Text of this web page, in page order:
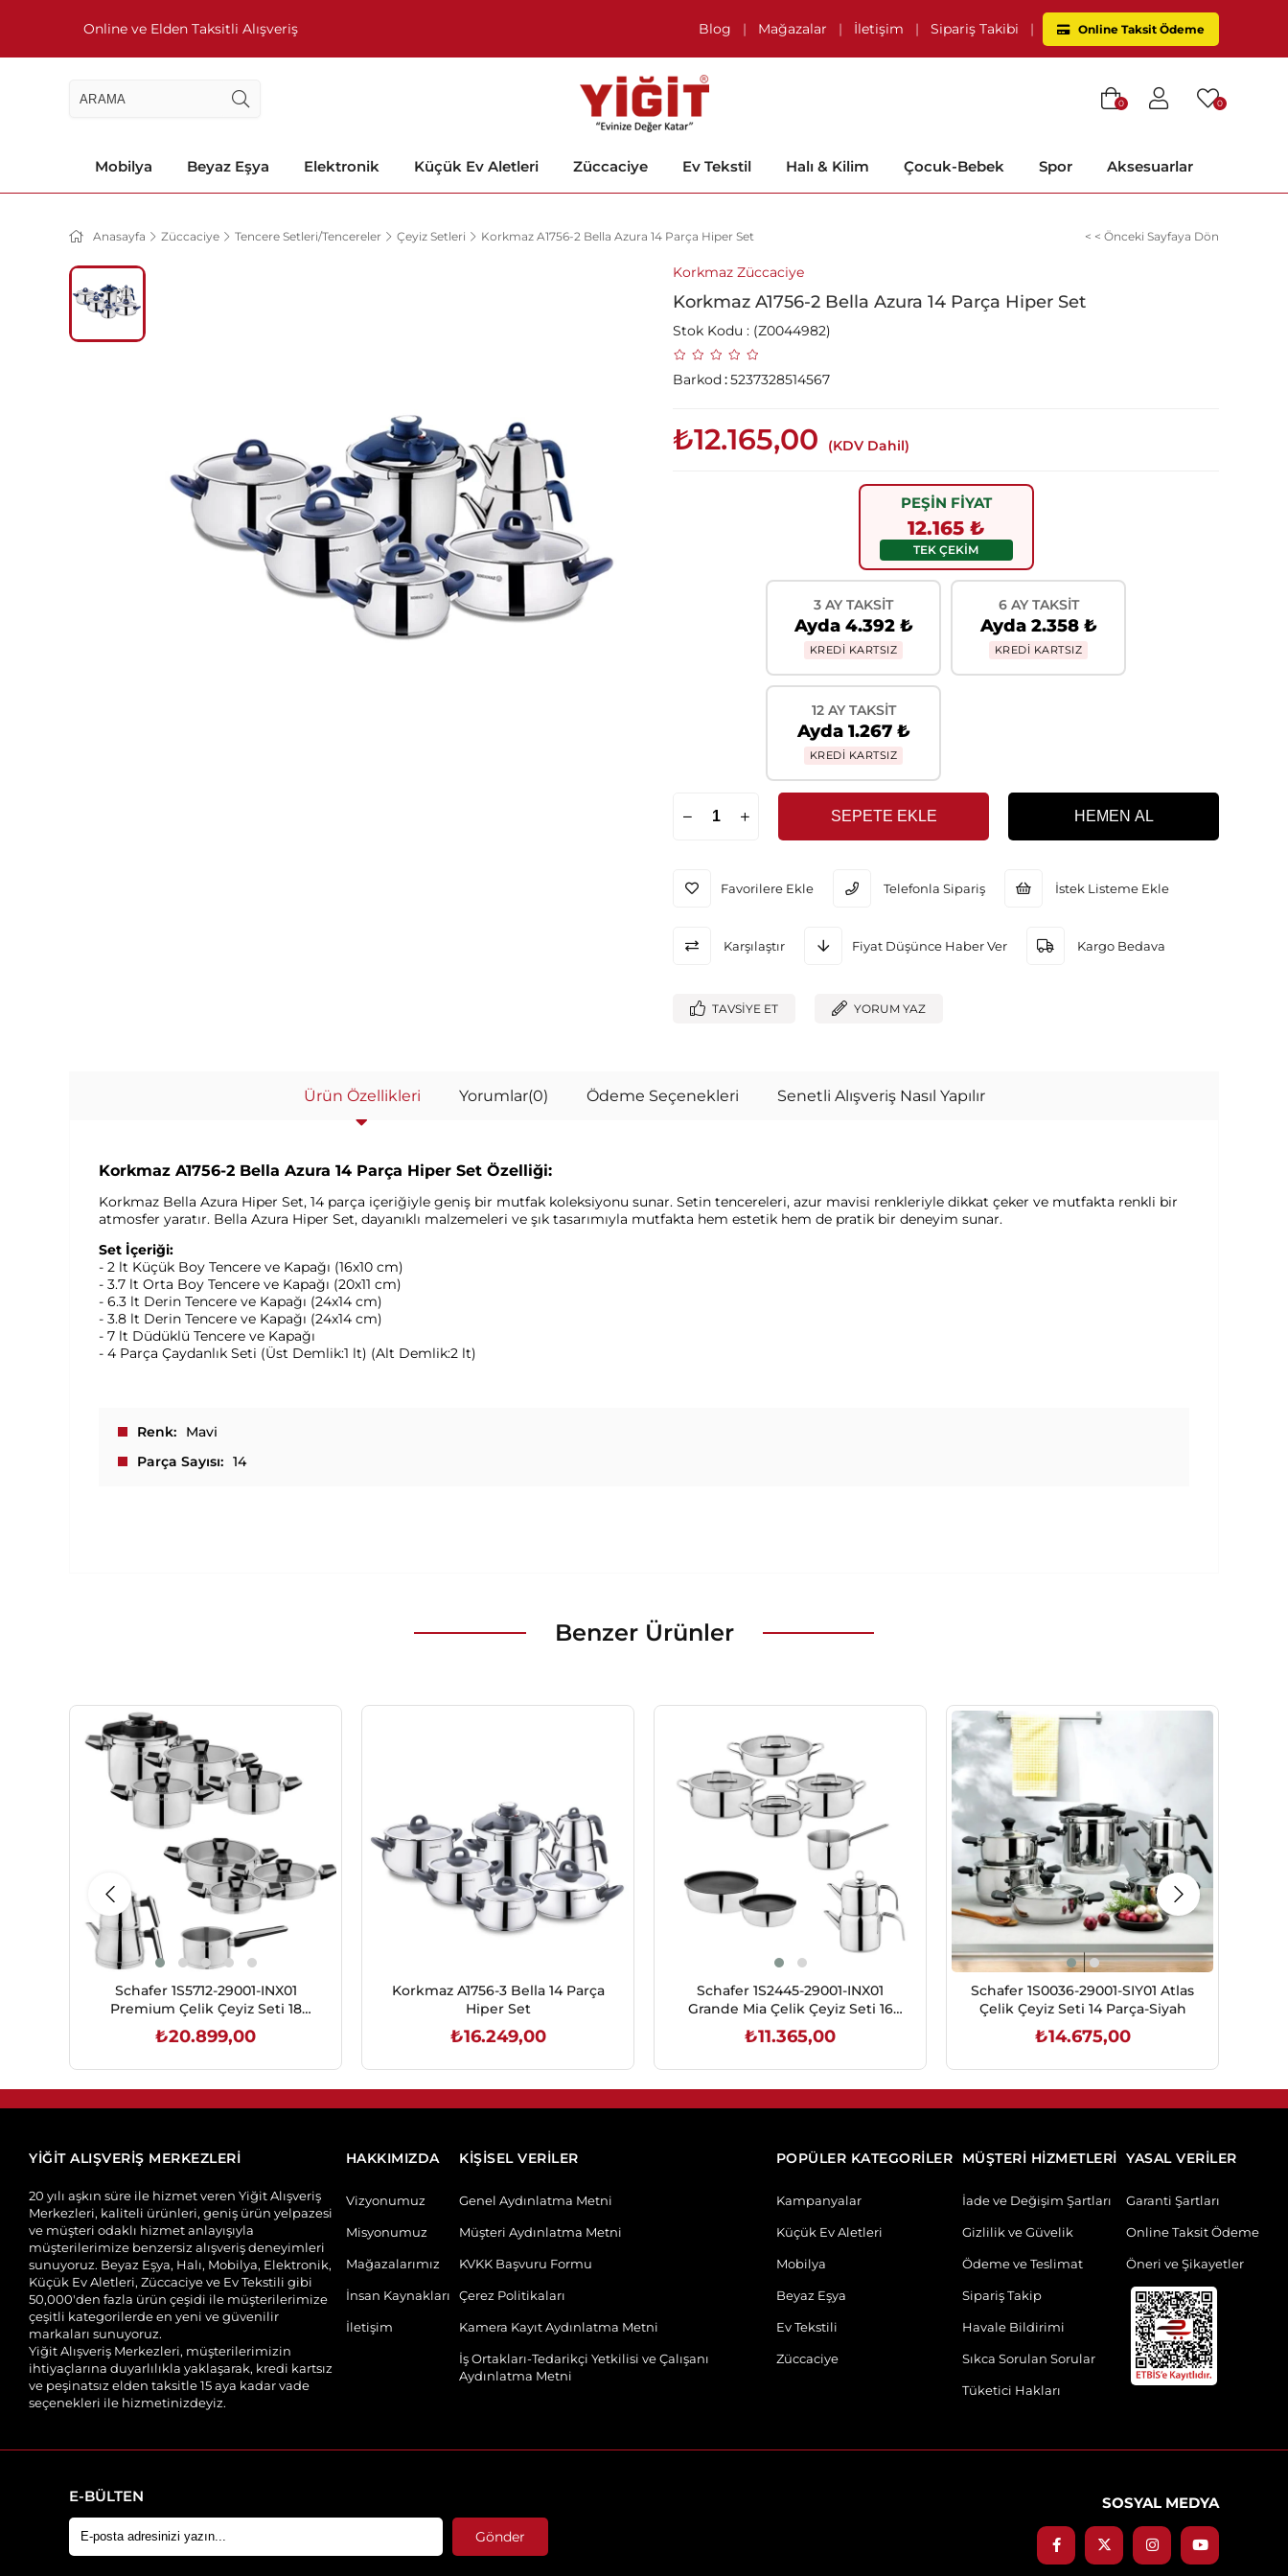
Online ve Elden Taksitli Alışveriş Blog | Mağazalar | İletişim | Sipariş Takibi | Online Taksit Ödeme
0
0
Mobilya Beyaz Eşya Elektronik Küçük Ev Aletleri Züccaciye Ev Tekstil Halı & Kilim Çocuk-Bebek Spor Aksesuarlar
Anasayfa Züccaciye Tencere Setleri/Tencereler Çeyiz Setleri Korkmaz A1756-2 Bella Azura 14 Parça Hiper Set < < Önceki Sayfaya Dön
Korkmaz Züccaciye
Korkmaz A1756-2 Bella Azura 14 Parça Hiper Set
Stok Kodu (Z0044982)
Barkod:5237328514567
₺12.165,00 (KDV Dahil)
PEŞİN FİYAT
12.165 ₺
TEK ÇEKİM
3 AY TAKSIT
Ayda 4.392 ₺
KREDİ KARTSIZ
6 AY TAKSIT
Ayda 2.358 ₺
KREDİ KARTSIZ
12 AY TAKSIT
Ayda 1.267 ₺
KREDİ KARTSIZ
Favorilere Ekle Telefonla Sipariş İstek Listeme Ekle
Karşılaştır Fiyat Düşünce Haber Ver Kargo Bedava
TAVSIYE ET YORUM YAZ
Ürün Özellikleri Yorumlar(0) Ödeme Seçenekleri Senetli Alışveriş Nasıl Yapılır
Korkmaz A1756-2 Bella Azura 14 Parça Hiper Set Özelliği:
Korkmaz Bella Azura Hiper Set, 14 parça içeriğiyle geniş bir mutfak koleksiyonu sunar. Setin tencereleri, azur mavisi renkleriyle dikkat çeker ve mutfakta renkli bir
atmosfer yaratır. Bella Azura Hiper Set, dayanıklı malzemeleri ve şık tasarımıyla mutfakta hem estetik hem de pratik bir deneyim sunar.
Set İçeriği:
- 2 lt Küçük Boy Tencere ve Kapağı (16x10 cm)
- 3.7 lt Orta Boy Tencere ve Kapağı (20x11 cm)
- 6.3 lt Derin Tencere ve Kapağı (24x14 cm)
- 3.8 lt Derin Tencere ve Kapağı (24x14 cm)
- 7 lt Düdüklü Tencere ve Kapağı
- 4 Parça Çaydanlık Seti (Üst Demlik:1 lt) (Alt Demlik:2 lt)
Renk
Mavi
Parça Sayısı
14
Benzer Ürünler
Schafer 1S5712-29001-INX01
Premium Çelik Çeyiz Seti 18
Parça-Inox
₺20.899,00
Korkmaz A1756-3 Bella 14 Parça
Hiper Set
₺16.249,00
Schafer 1S2445-29001-INX01
Grande Mia Çelik Çeyiz Seti 16
Parça-Inox
₺11.365,00
Schafer 1S0036-29001-SIY01 Atlas
Çelik Çeyiz Seti 14 Parça-Siyah
₺14.675,00
YİĞİT ALIŞVERİŞ MERKEZLERİ
20 yılı aşkın süre ile hizmet veren Yiğit Alışveriş
Merkezleri, kaliteli ürünleri, geniş ürün yelpazesi
ve müşteri odaklı hizmet anlayışıyla
müşterilerimize benzersiz alışveriş deneyimleri
sunuyoruz. Beyaz Eşya, Halı, Mobilya, Elektronik,
Küçük Ev Aletleri, Züccaciye ve Ev Tekstili gibi
50,000'den fazla ürün çeşidi ile müşterilerimize
çeşitli kategorilerde en yeni ve güvenilir
markaları sunuyoruz.
Yiğit Alışveriş Merkezleri, müşterilerimizin
ihtiyaçlarına duyarlılıkla yaklaşarak, kredi kartsız
ve peşinatsız elden taksitle 15 aya kadar vade
seçenekleri ile hizmetinizdeyiz.
HAKKIMIZDA
Vizyonumuz
Misyonumuz
Mağazalarımız
İnsan Kaynakları
İletişim
KİŞİSEL VERİLER
Genel Aydınlatma Metni
Müşteri Aydınlatma Metni
KVKK Başvuru Formu
Çerez Politikaları
Kamera Kayıt Aydınlatma Metni
İş Ortakları-Tedarikçi Yetkilisi ve Çalışanı
Aydınlatma Metni
POPÜLER KATEGORİLER
Kampanyalar
Küçük Ev Aletleri
Mobilya
Beyaz Eşya
Ev Tekstili
Züccaciye
MÜŞTERİ HİZMETLERİ
İade ve Değişim Şartları
Gizlilik ve Güvelik
Ödeme ve Teslimat
Sipariş Takip
Havale Bildirimi
Sıkca Sorulan Sorular
Tüketici Hakları
YASAL VERİLER
Garanti Şartları
Online Taksit Ödeme
Öneri ve Şikayetler
E-BÜLTEN
Gönder
SOSYAL MEDYA